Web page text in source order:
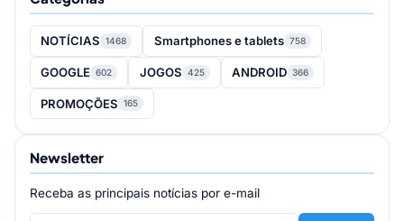
NOTÍCIAS 1468 Smartphones e tablets 758
GOOGLE 602 JOGOS 425 ANDROID 366
PROMOÇÕES 165
Newsletter
Receba as principais notícias por e-mail